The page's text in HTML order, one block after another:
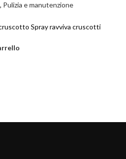
, Pulizia e manutenzione
Spray ravviva cruscotti